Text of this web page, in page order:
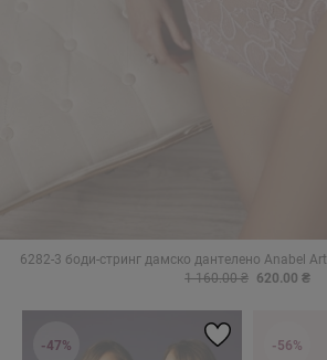
6282-3 боди-стринг дамско дантелено Anabel
1 160.00 ₴ 620.00 ₴
-47% -56%